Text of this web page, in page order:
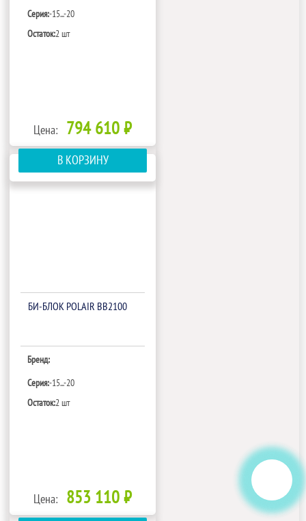
Серия:-15...-20
Остаток:2 шт
Цена: 794 610 ₽
В КОРЗИНУ
БИ‑БЛОК POLAIR BB2100
Бренд:
Серия:-15...-20
Остаток:2 шт
Цена: 853 110 ₽